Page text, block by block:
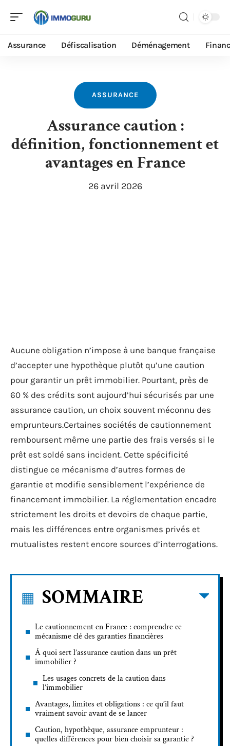
Assurance Défiscalisation Déménagement
ASSURANCE
Assurance caution :
définition, fonctionnement et
avantages en France
26 avril 2026
Aucune obligation n’impose à une banque française
d’accepter une hypothèque plutôt qu’une caution
pour garantir un prêt immobilier. Pourtant, près de
60 % des crédits sont aujourd’hui sécurisés par une
assurance caution, un choix souvent méconnu des
emprunteurs.Certaines sociétés de cautionnement
remboursent même une partie des frais versés si le
prêt est soldé sans incident. Cette spécificité
distingue ce mécanisme d’autres formes de
garantie et modifie sensiblement l’expérience de
financement immobilier. La réglementation encadre
strictement les droits et devoirs de chaque partie,
mais les différences entre organismes privés et
mutualistes restent encore sources d’interrogations.
SOMMAIRE
Le cautionnement en France : comprendre ce
mécanisme clé des garanties financières
À quoi sert l’assurance caution dans un prêt
immobilier ?
Les usages concrets de la caution dans
l’immobilier
Avantages, limites et obligations : ce qu’il faut
vraiment savoir avant de se lancer
Caution, hypothèque, assurance emprunteur :
quelles différences pour bien choisir sa garantie ?